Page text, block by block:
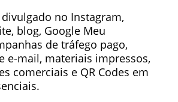
no Instagram,
blog, Google Meu
de tráfego pago,
e-mail, materiais impressos,
comerciais e QR Codes em